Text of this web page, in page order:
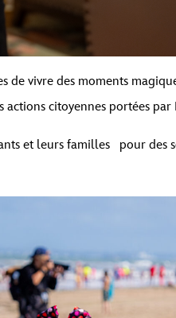
vivre des moments
citoyennes portées par
et leurs familles pour des